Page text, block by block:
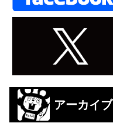
アーカイブ